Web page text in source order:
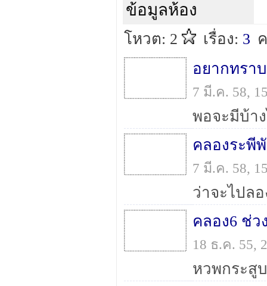
ข้อมูลห้อง
โหวต: 2 เรื่อง: 3
7 มี.ค. 58,
7 มี.ค. 58,
ว่าจะไปล
คลอง6 ช่
18 ธ.ค. 55,